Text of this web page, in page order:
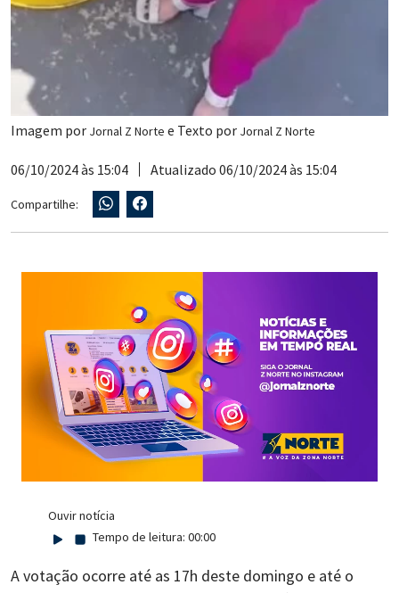
Imagem por Jornal Z Norte e Texto por Jornal Z Norte
06/10/2024 às 15:04 Atualizado 06/10/2024 às 15:04
Compartilhe:
Ouvir notícia
Tempo de leitura: 00:00
A votação ocorre até as 17h deste domingo e até o